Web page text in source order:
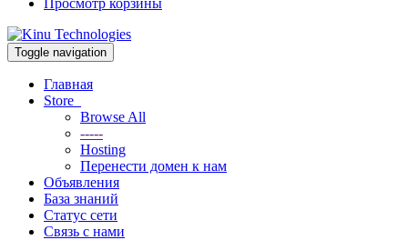
Просмотр корзины
Toggle navigation
Главная
Store
Browse All
-----
Hosting
Перенести домен к нам
Объявления
База знаний
Статус сети
Связь с нами